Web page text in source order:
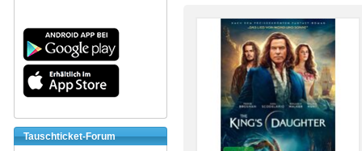
Tauschticket-Forum